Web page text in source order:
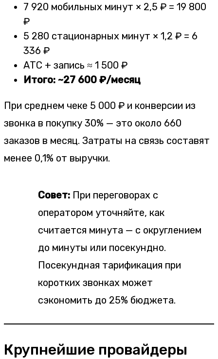
7 920 мобильных минут × 2,5 ₽ = 19 800
₽
5 280 стационарных минут × 1,2 ₽ = 6
336 ₽
АТС + запись ≈ 1 500 ₽
Итого: ~27 600 ₽/месяц
При среднем чеке 5 000 ₽ и конверсии из
звонка в покупку 30% — это около 660
заказов в месяц. Затраты на связь составят
менее 0,1% от выручки.
Совет: При переговорах с
оператором уточняйте, как
считается минута — с округлением
до минуты или посекундно.
Посекундная тарификация при
коротких звонках может
сэкономить до 25% бюджета.
Крупнейшие провайдеры